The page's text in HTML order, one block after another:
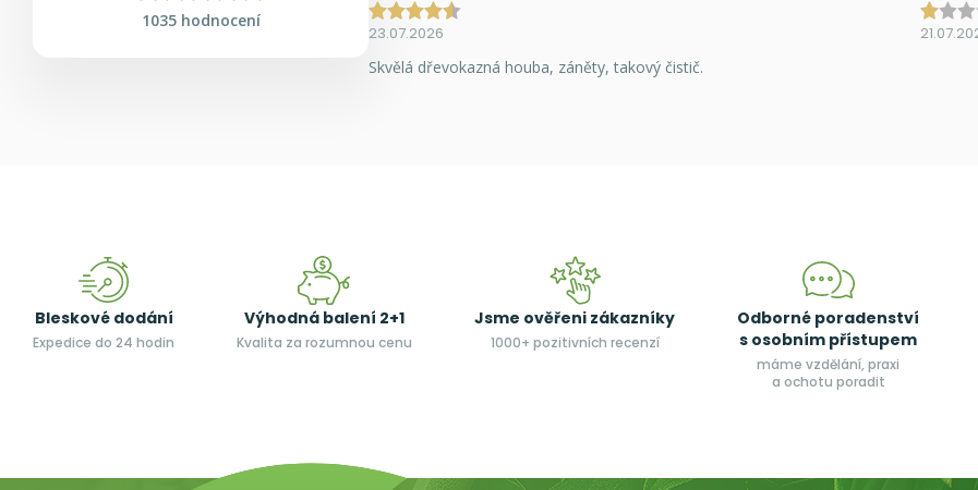
1035 hodnocení
23.07.2026
Skvělá dřevokazná houba, záněty, takový čistič.
Bleskové dodání
Expedice do 24 hodin
Výhodná balení 2+1
Kvalita za rozumnou cenu
Jsme ověřeni zákazníky
1000+ pozitivních recenzí
Odborné poradenství
s osobním přístupem
máme vzdělání, praxi
a ochotu poradit